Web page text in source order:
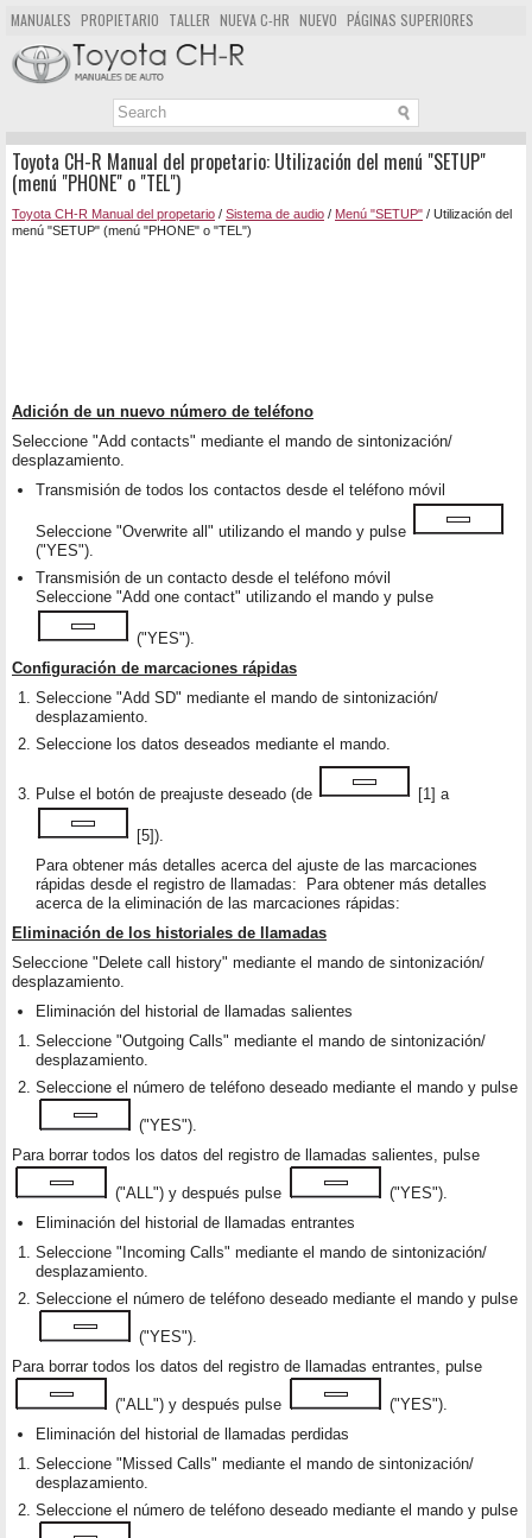
MANUALES PROPIETARIO TALLER NUEVA C-HR NUEVO PÁGINAS SUPERIORES
MAPA DEL SITIO
BUSCAR
Toyota CH-R Manual del propetario: Utilización del menú "SETUP"
(menú "PHONE" o "TEL")
Toyota CH-R Manual del propetario / Sistema de audio / Menú "SETUP" / Utilización del
menú "SETUP" (menú "PHONE" o "TEL")
Adición de un nuevo número de teléfono
Seleccione "Add contacts" mediante el mando de sintonización/
desplazamiento.
Transmisión de todos los contactos desde el teléfono móvil
Seleccione "Overwrite all" utilizando el mando y pulse
("YES").
Transmisión de un contacto desde el teléfono móvil
Seleccione "Add one contact" utilizando el mando y pulse
("YES").
Configuración de marcaciones rápidas
Seleccione "Add SD" mediante el mando de sintonización/
desplazamiento.
Seleccione los datos deseados mediante el mando.
Pulse el botón de preajuste deseado (de [1] a
[5]).
Para obtener más detalles acerca del ajuste de las marcaciones
rápidas desde el registro de llamadas: Para obtener más detalles
acerca de la eliminación de las marcaciones rápidas:
Eliminación de los historiales de llamadas
Seleccione "Delete call history" mediante el mando de sintonización/
desplazamiento.
Eliminación del historial de llamadas salientes
Seleccione "Outgoing Calls" mediante el mando de sintonización/
desplazamiento.
Seleccione el número de teléfono deseado mediante el mando y pulse
("YES").
Para borrar todos los datos del registro de llamadas salientes, pulse
("ALL") y después pulse
("YES").
Eliminación del historial de llamadas entrantes
Seleccione "Incoming Calls" mediante el mando de sintonización/
desplazamiento.
Seleccione el número de teléfono deseado mediante el mando y pulse
("YES").
Para borrar todos los datos del registro de llamadas entrantes, pulse
("ALL") y después pulse
("YES").
Eliminación del historial de llamadas perdidas
Seleccione "Missed Calls" mediante el mando de sintonización/
desplazamiento.
Seleccione el número de teléfono deseado mediante el mando y pulse